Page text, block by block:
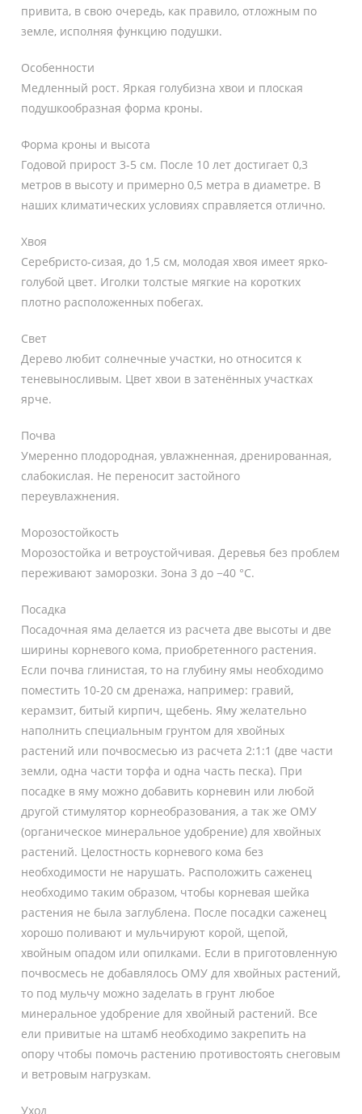
привита, в свою очередь, как правило, отложным по
земле, исполняя функцию подушки.
Особенности
Медленный рост. Яркая голубизна хвои и плоская
подушкообразная форма кроны.
Форма кроны и высота
Годовой прирост 3-5 см. После 10 лет достигает 0,3
метров в высоту и примерно 0,5 метра в диаметре. В
наших климатических условиях справляется отлично.
Хвоя
Серебристо-сизая, до 1,5 см, молодая хвоя имеет ярко-
голубой цвет. Иголки толстые мягкие на коротких
плотно расположенных побегах.
Свет
Дерево любит солнечные участки, но относится к
теневыносливым. Цвет хвои в затенённых участках
ярче.
Почва
Умеренно плодородная, увлажненная, дренированная,
слабокислая. Не переносит застойного
переувлажнения.
Морозостойкость
Морозостойка и ветроустойчивая. Деревья без проблем
переживают заморозки. Зона 3 до −40 °C.
Посадка
Посадочная яма делается из расчета две высоты и две
ширины корневого кома, приобретенного растения.
Если почва глинистая, то на глубину ямы необходимо
поместить 10-20 см дренажа, например: гравий,
керамзит, битый кирпич, щебень. Яму желательно
наполнить специальным грунтом для хвойных
растений или почвосмесью из расчета 2:1:1 (две части
земли, одна части торфа и одна часть песка). При
посадке в яму можно добавить корневин или любой
другой стимулятор корнеобразования, а так же ОМУ
(органическое минеральное удобрение) для хвойных
растений. Целостность корневого кома без
необходимости не нарушать. Расположить саженец
необходимо таким образом, чтобы корневая шейка
растения не была заглублена. После посадки саженец
хорошо поливают и мульчируют корой, щепой,
хвойным опадом или опилками. Если в приготовленную
почвосмесь не добавлялось ОМУ для хвойных растений,
то под мульчу можно заделать в грунт любое
минеральное удобрение для хвойный растений. Все
ели привитые на штамб необходимо закрепить на
опору чтобы помочь растению противостоять снеговым
и ветровым нагрузкам.
Уход